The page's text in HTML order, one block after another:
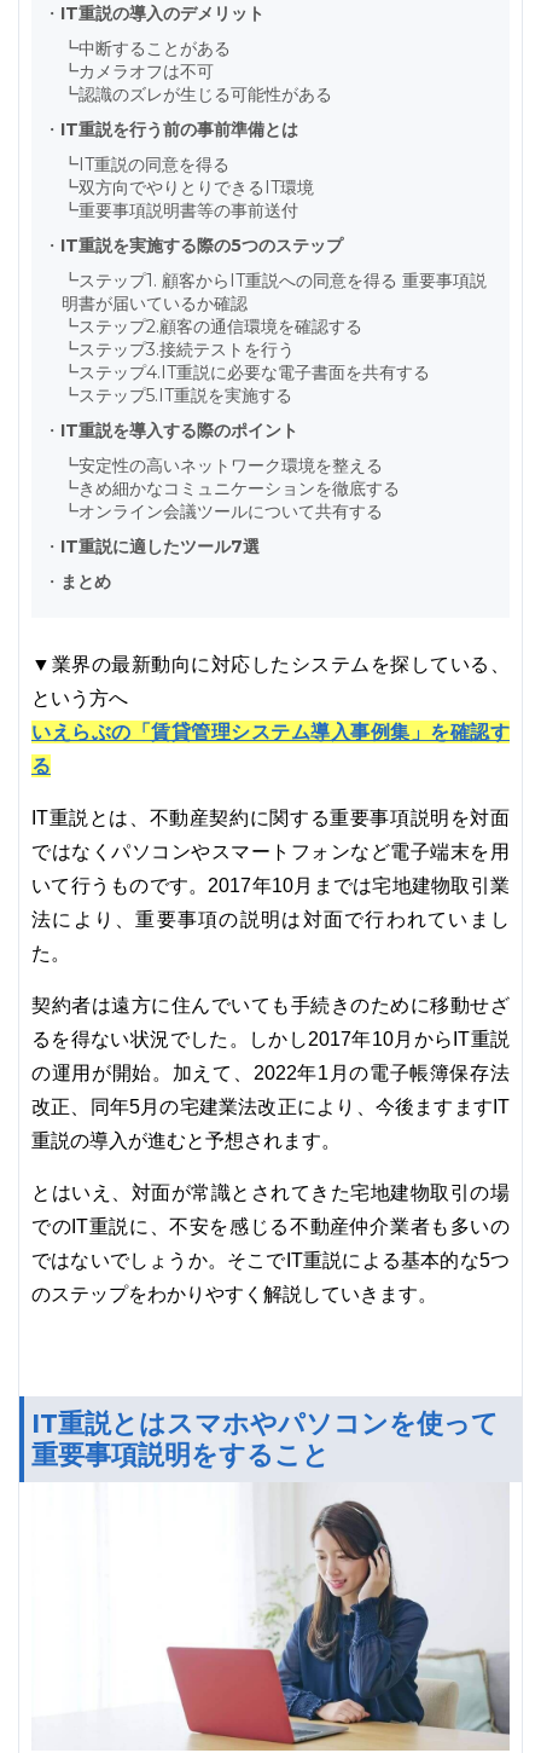
・ IT重説の導入のデメリット
┗中断することがある
┗カメラオフは不可
┗認識のズレが生じる可能性がある
・ IT重説を行う前の事前準備とは
┗IT重説の同意を得る
┗双方向でやりとりできるIT環境
┗重要事項説明書等の事前送付
・ IT重説を実施する際の5つのステップ
┗ステップ1. 顧客からIT重説への同意を得る 重要事項説
明書が届いているか確認
┗ステップ2.顧客の通信環境を確認する
┗ステップ3.接続テストを行う
┗ステップ4.IT重説に必要な電子書面を共有する
┗ステップ5.IT重説を実施する
・ IT重説を導入する際のポイント
┗安定性の高いネットワーク環境を整える
┗きめ細かなコミュニケーションを徹底する
┗オンライン会議ツールについて共有する
・ IT重説に適したツール7選
・ まとめ
▼業界の最新動向に対応したシステムを探している、
という方へ
いえらぶの「賃貸管理システム導入事例集」を確認す
る
IT重説とは、不動産契約に関する重要事項説明を対面
ではなくパソコンやスマートフォンなど電子端末を用
いて行うものです。2017年10月までは宅地建物取引業
法により、重要事項の説明は対面で行われていまし
た。
契約者は遠方に住んでいても手続きのために移動せざ
るを得ない状況でした。しかし2017年10月からIT重説
の運用が開始。加えて、2022年1月の電子帳簿保存法
改正、同年5月の宅建業法改正により、今後ますますIT
重説の導入が進むと予想されます。
とはいえ、対面が常識とされてきた宅地建物取引の場
でのIT重説に、不安を感じる不動産仲介業者も多いの
ではないでしょうか。そこでIT重説による基本的な5つ
のステップをわかりやすく解説していきます。
IT重説とはスマホやパソコンを使って
重要事項説明をすること